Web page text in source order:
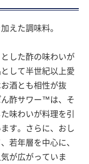
えた調味料。
した酢の味わいが
して半世紀以上愛
酒とも相性が抜
酢サワー™は、そ
味わいが料理を引
す。さらに、おし
若年層を中心に、
が広がっていま